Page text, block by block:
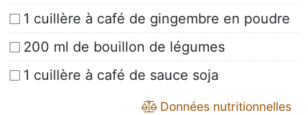
1 cuillère à café de gingembre en poudre
200 ml de bouillon de légumes
1 cuillère à café de sauce soja
Données nutritionnelles